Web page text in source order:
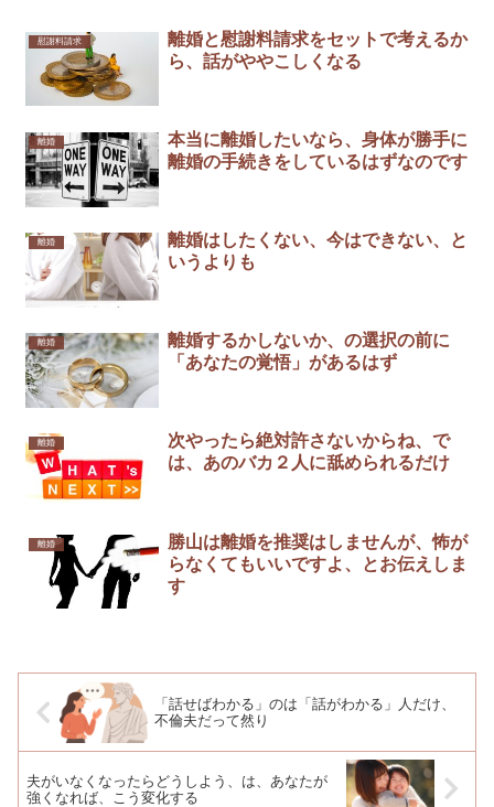
慰謝料請求
離婚と慰謝料請求をセットで考えるか
ら、話がややこしくなる
離婚
本当に離婚したいなら、身体が勝手に
離婚の手続きをしているはずなのです
離婚
離婚はしたくない、今はできない、と
いうよりも
離婚
離婚するかしないか、の選択の前に
「あなたの覚悟」があるはず￼
離婚
次やったら絶対許さないからね、で
は、あのバカ２人に舐められるだけ
離婚
勝山は離婚を推奨はしませんが、怖が
らなくてもいいですよ、とお伝えしま
す
「話せばわかる」のは「話がわかる」人だけ、
不倫夫だって然り
夫がいなくなったらどうしよう、は、あなたが
強くなれば、こう変化する